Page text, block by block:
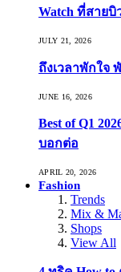
Watch ที่สายบิ
JULY 21, 2026
ถึงเวลาพักใจ
JUNE 16, 2026
Best of Q1
บอกต่อ
APRIL 20, 2026
Fashion
Trends
Mix &
Shops
View All